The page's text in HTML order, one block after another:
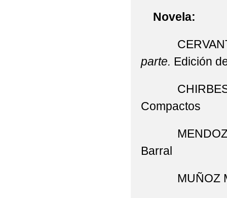
Novela:
parte. Edición
CHIRBES,
Compactos
Barral
MUÑOZ